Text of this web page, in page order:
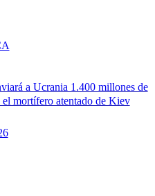
a Ucrania 1.400 millones de
el mortífero atentado de Kiev